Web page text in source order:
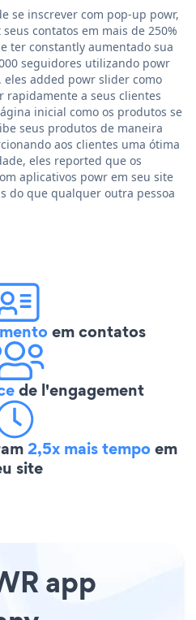
se inscrever com pop-up powr,
contatos em mais de 250%
ter constantly aumentado sua
seguidores utilizando powr
added powr slider como
rapidamente a seus clientes
inicial como os produtos se
seus produtos de maneira
aos clientes uma ótima
eles reported que os
aplicativos powr em seu site
do que qualquer outra pessoa
em contatos
de l'engagement
2,5x mais tempoem
site
app